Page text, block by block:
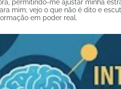
permitindo-me ajustar minha
mim; vejo o que não é dito e
em poder real.